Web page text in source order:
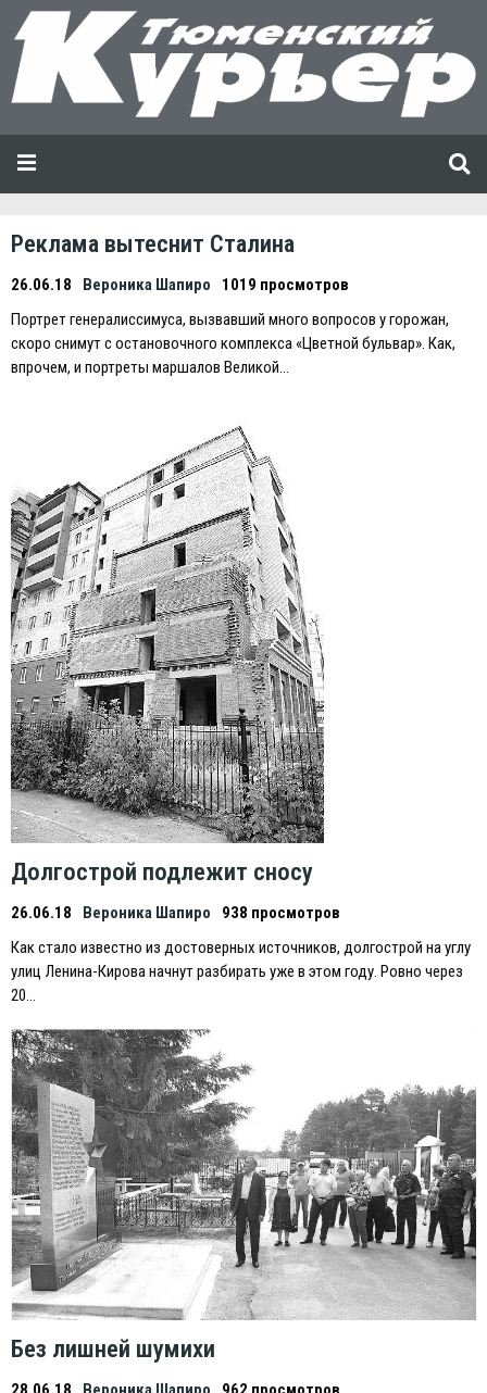
Реклама вытеснит Сталина
26.06.18 Вероника Шапиро
1019 просмотров
Портрет генералиссимуса, вызвавший много вопросов у горожан,
скоро снимут с остановочного комплекса «Цветной бульвар». Как,
впрочем, и портреты маршалов Великой…
Долгострой подлежит сносу
26.06.18 Вероника Шапиро
938 просмотров
Как стало известно из достоверных источников, долгострой на углу
улиц Ленина-Кирова начнут разбирать уже в этом году. Ровно через
20…
Без лишней шумихи